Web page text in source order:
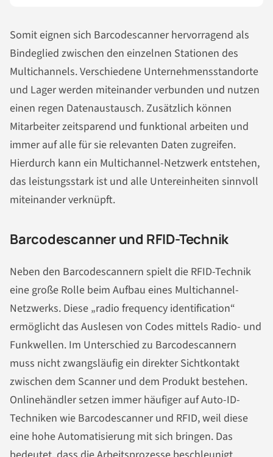
Somit eignen sich Barcodescanner hervorragend als
Bindeglied zwischen den einzelnen Stationen des
Multichannels. Verschiedene Unternehmensstandorte
und Lager werden miteinander verbunden und nutzen
einen regen Datenaustausch. Zusätzlich können
Mitarbeiter zeitsparend und funktional arbeiten und
immer auf alle für sie relevanten Daten zugreifen.
Hierdurch kann ein Multichannel-Netzwerk entstehen,
das leistungsstark ist und alle Untereinheiten sinnvoll
miteinander verknüpft.
Barcodescanner und RFID-Technik
Neben den Barcodescannern spielt die RFID-Technik
eine große Rolle beim Aufbau eines Multichannel-
Netzwerks. Diese „radio frequency identification“
ermöglicht das Auslesen von Codes mittels Radio- und
Funkwellen. Im Unterschied zu Barcodescannern
muss nicht zwangsläufig ein direkter Sichtkontakt
zwischen dem Scanner und dem Produkt bestehen.
Onlinehändler setzen immer häufiger auf Auto-ID-
Techniken wie Barcodescanner und RFID, weil diese
eine hohe Automatisierung mit sich bringen. Das